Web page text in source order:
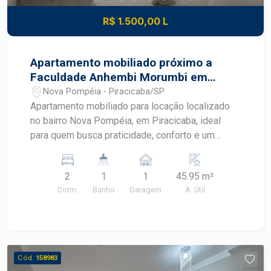
R$ 1.500,00 L
Apartamento mobiliado próximo a
Faculdade Anhembi Morumbi em
Piracicaba
Nova Pompéia - Piracicaba/SP
Apartamento mobiliado para locação localizado
no bairro Nova Pompéia, em Piracicaba, ideal
para quem busca praticidade, conforto e um
planejados, mobiliário completo e excelente
aproveitamento dos espaços, este apartamento
oferece uma rotina mais funcional em uma região
americana integrada aos ambientes - Geladeira,
cooktop e micro-ondas - Máquina de lavar -
2
Dorm.
1
Banho
1
Garagem
45.95 m²
A. Útil
Cód. 158983